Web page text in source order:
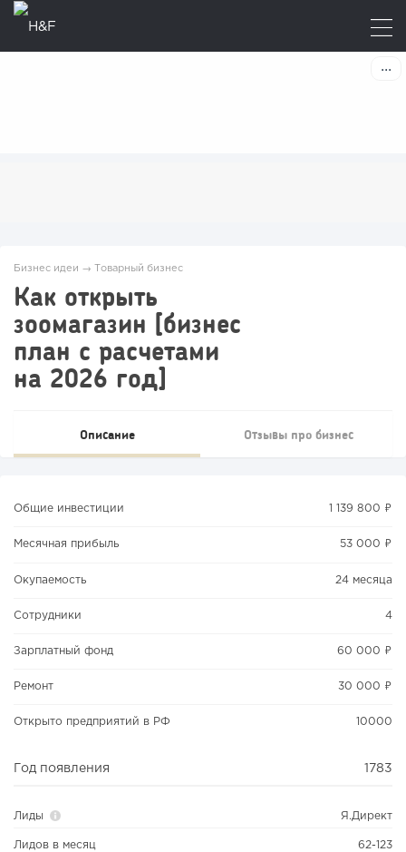
Бизнес идеи → Товарный бизнес
Как открыть
зоомагазин [бизнес
план с расчетами
на 2026 год]
Описание Отзывы про бизнес
Общие инвестиции 1 139 800 ₽
Месячная прибыль 53 000 ₽
Окупаемость 24 месяца
Сотрудники 4
Зарплатный фонд 60 000 ₽
Ремонт 30 000 ₽
Открыто предприятий в РФ 10000
Год появления 1783
Лиды Я.Директ
Лидов в месяц 62-123